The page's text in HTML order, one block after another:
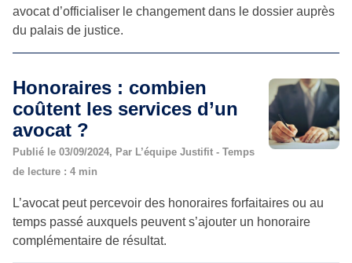
avocat d’officialiser le changement dans le dossier auprès
du palais de justice.
Honoraires : combien
coûtent les services d’un
avocat ?
Publié le 03/09/2024, Par L’équipe Justifit - Temps
de lecture : 4 min
L’avocat peut percevoir des honoraires forfaitaires ou au
temps passé auxquels peuvent s’ajouter un honoraire
complémentaire de résultat.